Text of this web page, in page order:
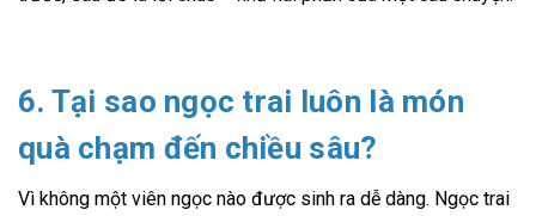
6. Tại sao ngọc trai luôn là món
quà chạm đến chiều sâu?
Vì không một viên ngọc nào được sinh ra dễ dàng. Ngọc trai